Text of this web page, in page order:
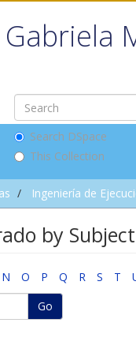
Gabriela
Search DSpace
This Collection
Ingeniería de
by Subject
N O P Q R S T
Go